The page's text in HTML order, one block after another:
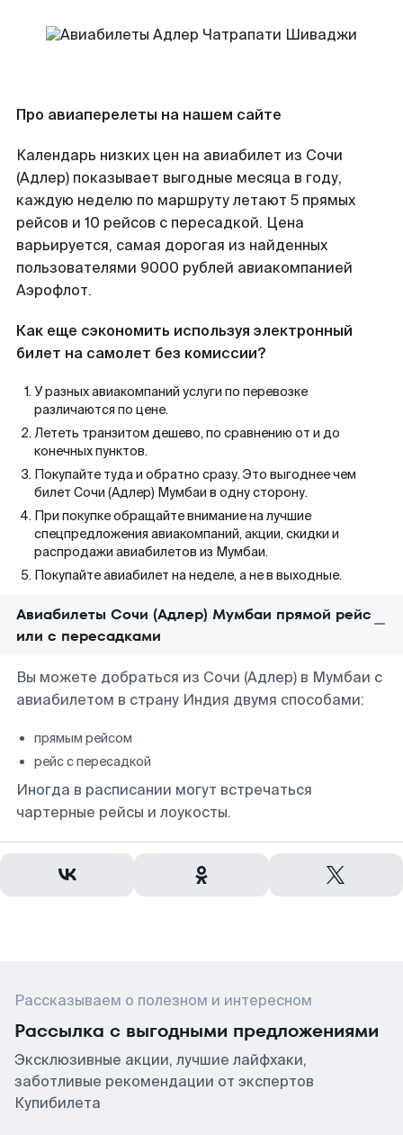
Про авиаперелеты на нашем сайте
Календарь низких цен на авиабилет из Сочи
(Адлер) показывает выгодные месяца в году,
каждую неделю по маршруту летают 5 прямых
рейсов и 10 рейсов с пересадкой. Цена
варьируется, самая дорогая из найденных
пользователями 9000 рублей авиакомпанией
Аэрофлот.
Как еще сэкономить используя электронный
билет на самолет без комиссии?
У разных авиакомпаний услуги по перевозке
различаются по цене.
Лететь транзитом дешево, по сравнению от и до
конечных пунктов.
Покупайте туда и обратно сразу. Это выгоднее чем
билет Сочи (Адлер) Мумбаи в одну сторону.
При покупке обращайте внимание на лучшие
спецпредложения авиакомпаний, акции, скидки и
распродажи авиабилетов из Мумбаи.
Покупайте авиабилет на неделе, а не в выходные.
Авиабилеты Сочи (Адлер) Мумбаи прямой рейс
или с пересадками
Вы можете добраться из Сочи (Адлер) в Мумбаи с
авиабилетом в страну Индия двумя способами:
прямым рейсом
рейс с пересадкой
Иногда в расписании могут встречаться
чартерные рейсы и лоукосты.
Рассказываем о полезном и интересном
Рассылка с выгодными предложениями
Эксклюзивные акции, лучшие лайфхаки,
заботливые рекомендации от экспертов
Купибилета